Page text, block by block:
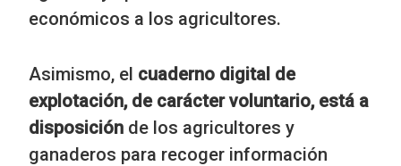
económicos a los agricultores.
Asimismo, el cuaderno digital de
explotación, de carácter voluntario, está a
disposición de los agricultores y
ganaderos para recoger información